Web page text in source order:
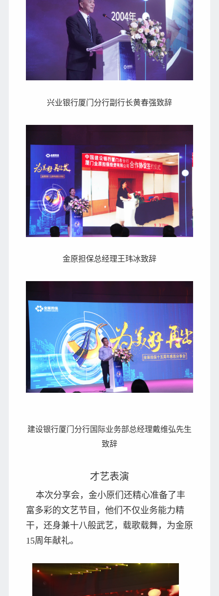
兴业银行厦门分行副行长黄春强致辞
金原担保总经理王玮冰致辞
建设银行厦门分行国际业务部总经理戴维弘先生
致辞
才艺表演
本次分享会，金小原们还精心准备了丰
富多彩的文艺节目，他们不仅业务能力精
干，还身兼十八般武艺，载歌载舞，为金原
15周年献礼。